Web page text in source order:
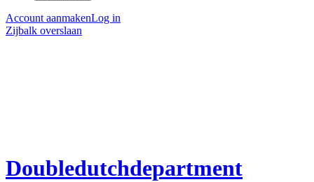
Account aanmakenLog in
Zijbalk overslaan
Doubledutchdepartment